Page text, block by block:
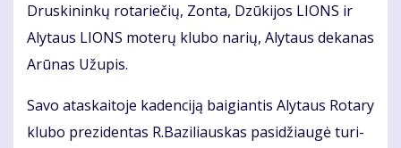
Drus­ki­nin­kų ro­ta­rie­čių, Zon­ta, Dzū­ki­jos LIONS ir
Aly­taus LIONS mo­te­rų klu­bo na­rių, Aly­taus de­ka­nas
Arū­nas Už­upis.
Sa­vo ata­skai­to­je ka­den­ci­ją bai­gian­tis Aly­taus Ro­ta­ry
klu­bo pre­zi­den­tas R.Ba­zi­liaus­kas pa­si­džiau­gė tu­ri­